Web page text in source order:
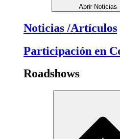
Abrir Noticias
Noticias /Artículos
Participación en
Roadshows